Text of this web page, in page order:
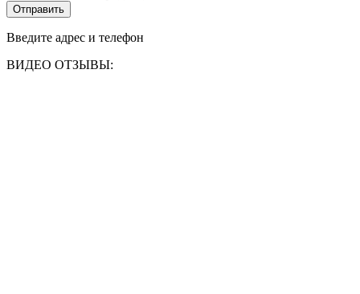
Отправить
Введите адрес и телефон
ВИДЕО ОТЗЫВЫ: